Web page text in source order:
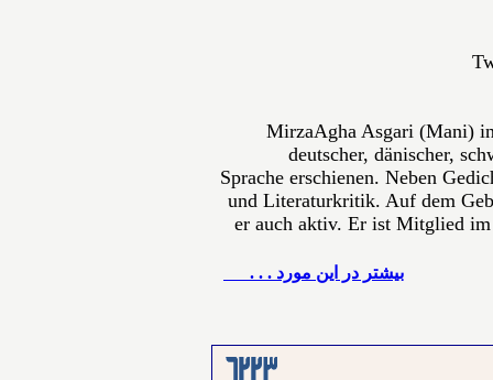
MirzaAgha Asgari (Mani)
deutscher, dänischer,
Sprache erschienen. Neben
und Literaturkritik. Auf dem
er auch aktiv. Er ist Mitglied
بيشتر در این مورد . . .